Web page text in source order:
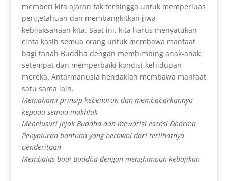
memberi kita ajaran tak terhingga untuk memperluas
pengetahuan dan membangkitkan jiwa
kebijaksanaan kita. Saat ini, kita harus menyatukan
cinta kasih semua orang untuk membawa manfaat
bagi tanah Buddha dengan membimbing anak-anak
setempat dan memperbaiki kondisi kehidupan
mereka. Antarmanusia hendaklah membawa manfaat
satu sama lain.
Memahami prinsip kebenaran dan membabarkannya
kepada semua makhluk
Menelusuri jejak Buddha dan mewarisi esensi Dharma
Penyaluran bantuan yang berawal dari terlihatnya
penderitaan
Membalas budi Buddha dengan menghimpun kebajikan